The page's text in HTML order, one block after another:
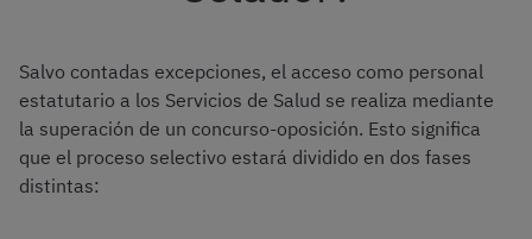
Salvo contadas excepciones, el acceso como personal
estatutario a los Servicios de Salud se realiza mediante
la superación de un concurso-oposición. Esto significa
que el proceso selectivo estará dividido en dos fases
distintas: